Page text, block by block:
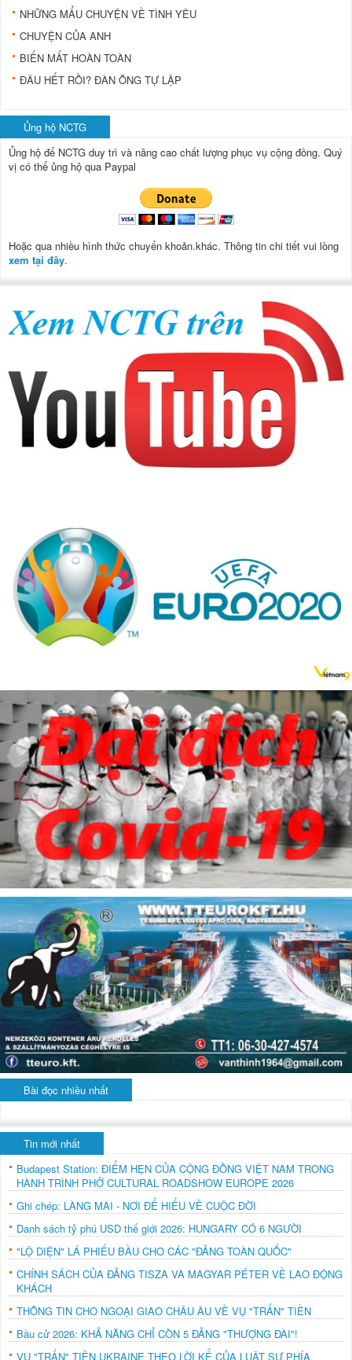
NHỮNG MẨU CHUYỆN VỀ TÌNH YÊU
CHUYỆN CỦA ANH
BIẾN MẤT HOÀN TOÀN
ÐÂU HẾT RỒI? ÐÀN ÔNG TỰ LẬP
Ủng hộ NCTG
Ủng hộ để NCTG duy trì và nâng cao chất lượng phục vụ cộng đồng. Quý
vị có thể ủng hộ qua Paypal
Hoặc qua nhiều hình thức chuyển khoản.khác. Thông tin chi tiết vui lòng
xem tại đây.
Bài đọc nhiều nhất
Tin mới nhất
Budapest Station: ĐIỂM HẸN CỦA CỘNG ĐỒNG VIỆT NAM TRONG
HÀNH TRÌNH PHỞ CULTURAL ROADSHOW EUROPE 2026
Ghi chép: LÀNG MAI - NƠI ĐỂ HIỂU VỀ CUỘC ĐỜI
Danh sách tỷ phú USD thế giới 2026: HUNGARY CÓ 6 NGƯỜI
"LỘ DIỆN" LÁ PHIẾU BẦU CHO CÁC "ĐẢNG TOÀN QUỐC"
CHÍNH SÁCH CỦA ĐẢNG TISZA VÀ MAGYAR PÉTER VỀ LAO ĐỘNG
KHÁCH
THÔNG TIN CHO NGOẠI GIAO CHÂU ÂU VỀ VỤ "TRẤN" TIỀN
Bầu cử 2026: KHẢ NĂNG CHỈ CÒN 5 ĐẢNG "THƯỢNG ĐÀI"!
VỤ "TRẤN" TIỀN UKRAINE THEO LỜI KỂ CỦA LUẬT SƯ PHÍA